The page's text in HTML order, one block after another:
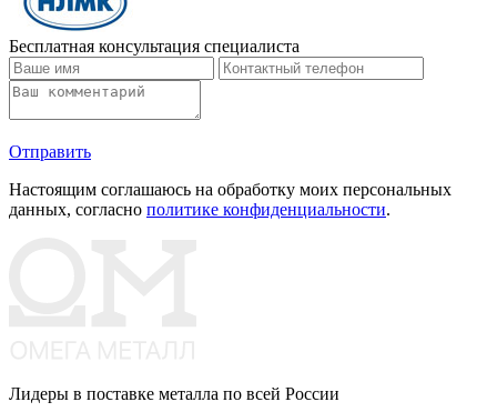
Бесплатная консультация специалиста
Отправить
Настоящим соглашаюсь на обработку моих персональных
данных, согласно политике конфиденциальности.
Лидеры в поставке металла по всей России